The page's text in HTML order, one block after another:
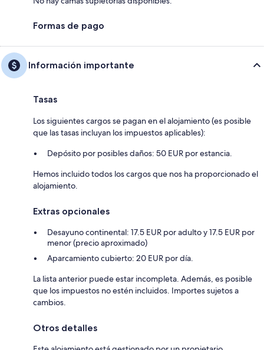
Formas de pago
Información importante
Tasas
Los siguientes cargos se pagan en el alojamiento (es posible
que las tasas incluyan los impuestos aplicables):
Depósito por posibles daños: 50 EUR por estancia.
Hemos incluido todos los cargos que nos ha proporcionado el
alojamiento.
Extras opcionales
Desayuno continental: 17.5 EUR por adulto y 17.5 EUR por
menor (precio aproximado)
Aparcamiento cubierto: 20 EUR por día.
La lista anterior puede estar incompleta. Además, es posible
que los impuestos no estén incluidos. Importes sujetos a
cambios.
Otros detalles